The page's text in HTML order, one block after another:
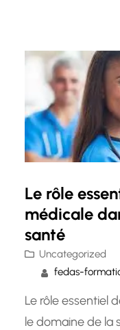
attrayante pour
Le rôle
médicale
santé
Uncategorized
fedas-
Le rôle essentiel
le domaine de la